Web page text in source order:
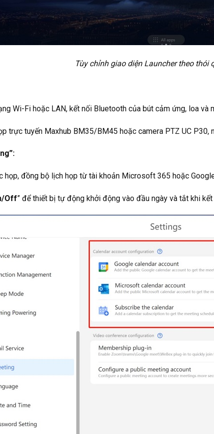
Tùy chỉnh giao diện Launcher theo thói
Wi-Fi hoặc LAN, kết nối Bluetooth của bút cảm ứng, loa và
trực tuyến Maxhub BM35/BM45 hoặc camera PTZ UC
họp, đồng bộ lịch họp từ tài khoản Microsoft 365 hoặc
Off” để thiết bị tự động khởi động vào đầu ngày và tắt khi